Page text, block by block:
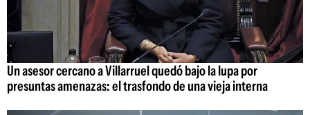
Un asesor cercano a Villarruel quedó bajo la lupa por
presuntas amenazas: el trasfondo de una vieja interna